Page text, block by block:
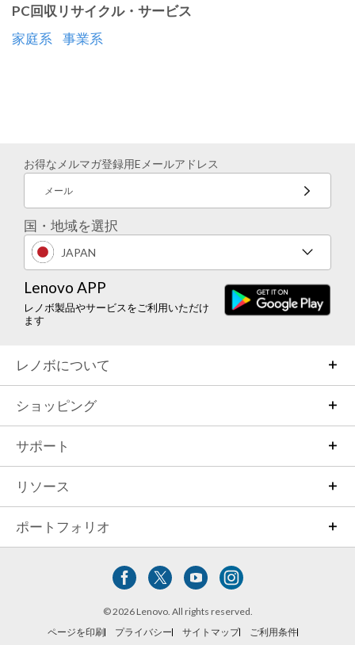
PC回収リサイクル・サービス
家庭系
事業系
お得なメルマガ登録用Eメールアドレス
メール
国・地域を選択
JAPAN
Lenovo APP
レノボ製品やサービスをご利用いただけ
ます
レノボについて
ショッピング
サポート
リソース
ポートフォリオ
© 2026 Lenovo. All rights reserved.
ページを印刷
プライバシー サイトマップ ご利用条件